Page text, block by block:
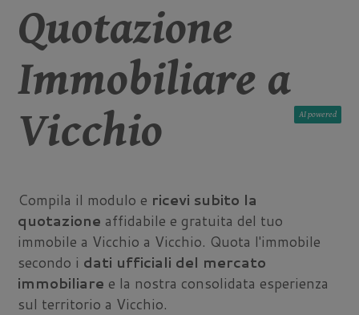
Quotazione
Immobiliare a
Vicchio
AI
Compila il modulo e ricevi subito la
quotazione affidabile e gratuita del tuo
immobile a Vicchio a Vicchio. Quota l'immobile
secondo i dati ufficiali del mercato
immobiliare e la nostra consolidata esperienza
sul territorio a Vicchio.